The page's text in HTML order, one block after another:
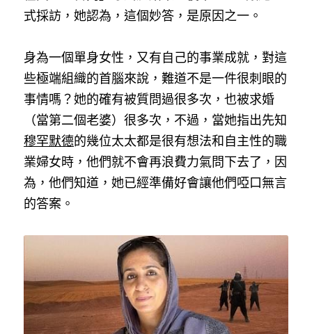
式採訪，她認為，這個妙答，是原因之一。
身為一個單身女性，又有自己的事業成就，對這
些極端組織的首腦來說，難道不是一件很刺眼的
事情嗎？她的確有被質問過很多次，也被求婚
（當第二個老婆）很多次，不過，當她指出先知
穆罕默德的幾位太太都是很有想法和自主性的職
業婦女時，他們就不會再浪費力氣問下去了，因
為，他們知道，她已經準備好會讓他們啞口無言
的答案。